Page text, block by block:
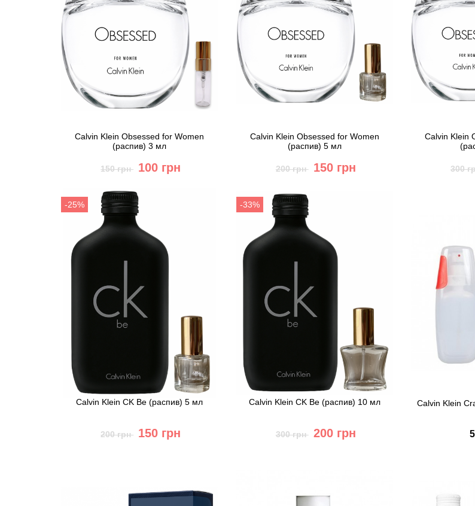
Calvin Klein Obsessed for Women
(распив) 3 мл
150 грн 100 грн
Быстрый заказ
Calvin Klein Obsessed for Women
(распив) 5 мл
200 грн 150 грн
Быстрый заказ
Calvin Klein
300
-25%
Calvin Klein CK Be (распив) 5 мл
200 грн 150 грн
-33%
Calvin Klein CK Be (распив) 10 мл
300 грн 200 грн
Calvin Klein